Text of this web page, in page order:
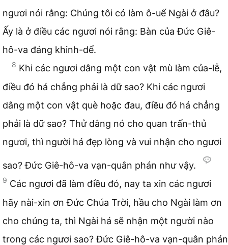
ngươi nói rằng: Chúng tôi có làm ô-uế Ngài ở đâu?
Ấy là ở điều các ngươi nói rằng: Bàn của Đức Giê-
hô-va đáng khinh-dể.
8 Khi các ngươi dâng một con vật mù làm của-lễ,
điều đó há chẳng phải là dữ sao? Khi các ngươi
dâng một con vật què hoặc đau, điều đó há chẳng
phải là dữ sao? Thử dâng nó cho quan trấn-thủ
ngươi, thì người há đẹp lòng và vui nhận cho ngươi
sao? Đức Giê-hô-va vạn-quân phán như vậy.
9 Các ngươi đã làm điều đó, nay ta xin các ngươi
hãy nài-xin ơn Đức Chúa Trời, hầu cho Ngài làm ơn
cho chúng ta, thì Ngài há sẽ nhận một người nào
trong các ngươi sao? Đức Giê-hô-va vạn-quân phán